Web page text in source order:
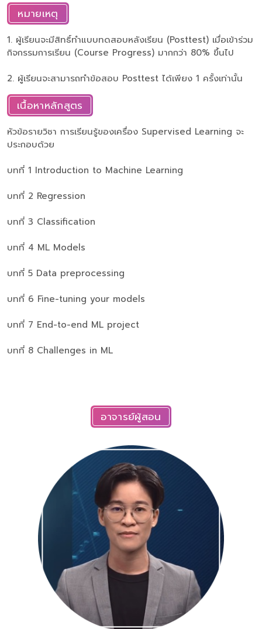
หมายเหตุ
1. ผู้เรียนจะมีสิทธิ์ทำแบบทดสอบหลังเรียน (Posttest) เมื่อเข้าร่วม
กิจกรรมการเรียน (Course Progress) มากกว่า 80% ขึ้นไป
2. ผู้เรียนจะสามารถทำข้อสอบ Posttest ได้เพียง 1 ครั้งเท่านั้น
เนื้อหาหลักสูตร
หัวข้อรายวิชา การเรียนรู้ของเครื่อง Supervised Learning จะ
ประกอบด้วย
บทที่ 1 Introduction to Machine Learning
บทที่ 2 Regression
บทที่ 3 Classification
บทที่ 4 ML Models
บทที่ 5 Data preprocessing
บทที่ 6 Fine-tuning your models
บทที่ 7 End-to-end ML project
บทที่ 8 Challenges in ML
อาจารย์ผู้สอน